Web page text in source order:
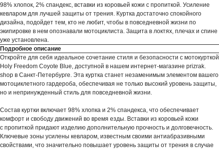
98% хлопок, 2% спандекс, вставки из коровьей кожи с пропиткой. Усиление
кевларом для лучшей защиты от трения. Куртка достаточно спокойного
дизайна, подойдет тем, кто не любит, чтобы в повседневной жизни по
экипировке в нем опознавали мотоциклиста. Защита в локтях, плечах и спине
уже установлена.
Подробное описание
Откройте для себя идеальное сочетание стиля и безопасности с мотокурткой
Holy Freedom Coyote Blue, доступной в нашем интернет-магазине prizrak.
shop в Санкт-Петербурге. Эта куртка станет незаменимым элементом вашего
мотоциклетного гардероба, обеспечивая не только высокий уровень защиты,
но и непринужденный стиль для повседневной жизни.
Состав куртки включает 98% хлопка и 2% спандекса, что обеспечивает
комфорт и свободу движений во время езды. Вставки из коровьей кожи
с пропиткой придают изделию дополнительную прочность и долговечность.
Ключевые зоны усилены кевларом, известным своими антиабразивными
свойствами, что значительно повышает уровень защиты от трения в случае